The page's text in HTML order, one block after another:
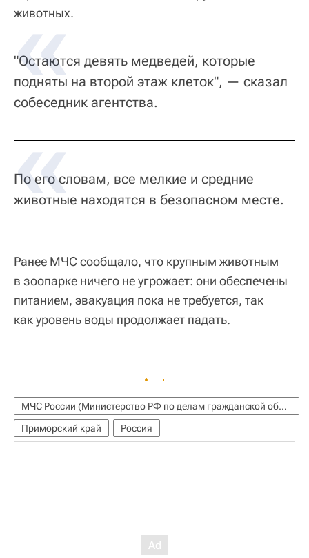
животных.
"Остаются девять медведей, которые
подняты на второй этаж клеток", — сказал
собеседник агентства.
По его словам, все мелкие и средние
животные находятся в безопасном месте.
Ранее МЧС сообщало, что крупным животным
в зоопарке ничего не угрожает: они обеспечены
питанием, эвакуация пока не требуется, так
как уровень воды продолжает падать.
МЧС России (Министерство РФ по делам гражданской обороны, чрезвычайным ситуациям и ликвидации последствий стихийных бедствий)
Приморский край
Россия